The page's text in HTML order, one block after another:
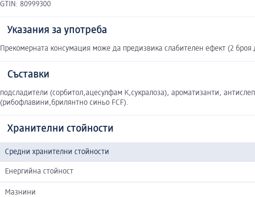
GTIN: 80999300
Указания за употреба
Прекомерната консумация може да предизвика слабителен ефект (2 броя
Съставки
подсладители (сорбитол,ацесулфам К,сукралоза), ароматизанти,
(рибофлавини,брилянтно синьо FCF).
Хранителни стойности
Средни хранителни стойности
Енергийна стойност
Мазнини